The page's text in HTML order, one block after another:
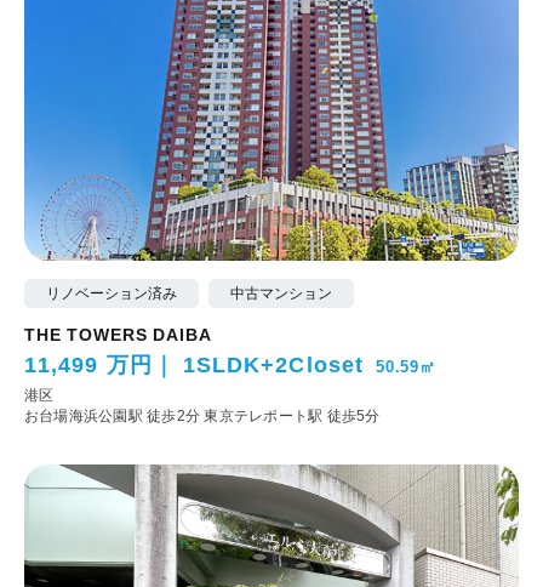
リノベーション済み 中古マンション
THE TOWERS DAIBA
11,499 万円 1SLDK+2Closet 50.59㎡
港区
お台場海浜公園駅 徒歩2分東京テレポート駅 徒歩5分